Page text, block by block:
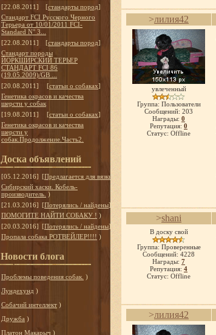
[22.08.2011]
[стандарты пород]
Стандарт FCI Русского Черного
Терьера от 10/01/2011 FCI-
Standard N° 3...
[22.08.2011]
[стандарты пород]
Стандарт породы
ЙОРКШИРСКИЙ ТЕРЬЕР
СТАНДАРТ FCI 86
(19.05.2009)/GB ...
[20.08.2011]
[статьи о собаках]
Генетика окрасов и качества
шерсти у собак
[19.08.2011]
[статьи о собаках]
Генетика окрасов и качества
шерсти у
собак.Продолжение.Часть2.
Доска объявлений
[05.12.2016] [Предлагается для вязки
Сибирский хаски. Кобель-
производитель. )
[21.03.2016] [Потерялись / найдены]
ПОМОГИТЕ НАЙТИ СОБАКУ ! )
[20.03.2016] [Потерялись / найдены]
Пропала собака РОТВЕЙЛЕР!!!! )
Новости блога
Проблемы поведения собак. )
Лундехунд )
Собачий интеллект )
Дружба )
Платон Макарыч )
>лилия42
увлеченный
Группа: Пользователи
Сообщений: 203
Награды: 0
Репутация: 0
Статус: Offline
>shani
В доску свой
Группа: Проверенные
Сообщений: 4228
Награды: 7
Репутация: 4
Статус: Offline
>лилия42